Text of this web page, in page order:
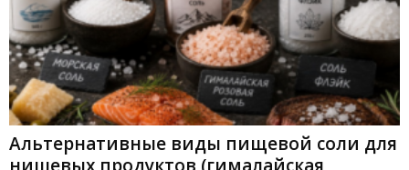
Альтернативные виды пищевой соли для